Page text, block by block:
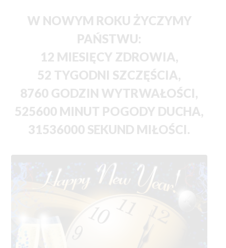
W NOWYM ROKU ŻYCZYMY
PAŃSTWU:
12 MIESIĘCY ZDROWIA,
52 TYGODNI SZCZĘŚCIA,
8760 GODZIN WYTRWAŁOŚCI,
525600 MINUT POGODY DUCHA,
31536000 SEKUND MIŁOŚCI.